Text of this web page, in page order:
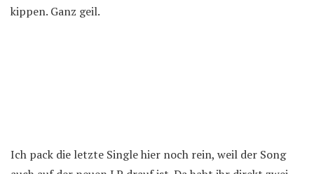
kippen. Ganz geil.
Ich pack die letzte Single hier noch rein, weil der Song